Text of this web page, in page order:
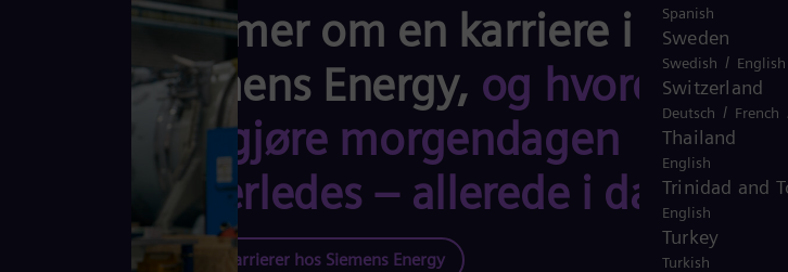
Spanish
Sweden
Swedish / English
Switzerland
Deutsch / French
Thailand
English
Trinidad and
English
Turkey
Turkish
Lær mer om en karriere i
Siemens Energy, og hvordan du
kan gjøre morgendagen
annerledes – allerede i dag.
Utforsk karrierer hos Siemens Energy